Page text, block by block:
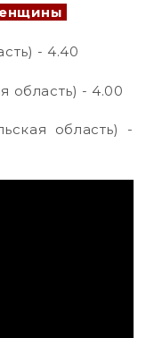
- 4.40
область) - 4.00
область) -